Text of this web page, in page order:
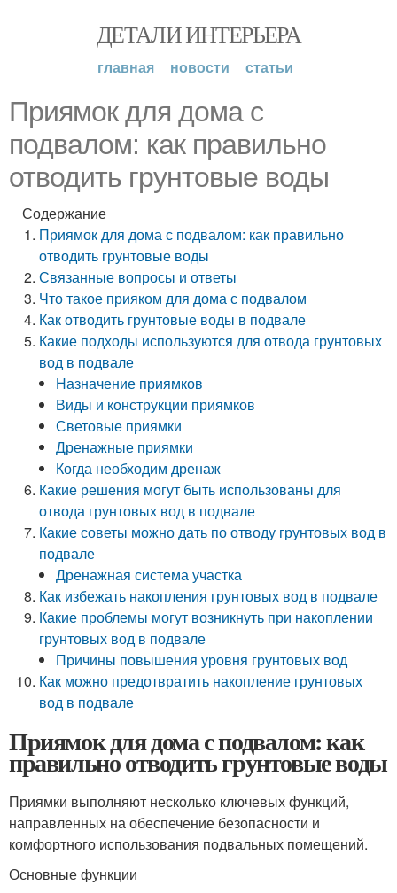
ДЕТАЛИ ИНТЕРЬЕРА
главная новости статьи
Приямок для дома с
подвалом: как правильно
отводить грунтовые воды
Содержание
Приямок для дома с подвалом: как правильно
отводить грунтовые воды
Связанные вопросы и ответы
Что такое прияком для дома с подвалом
Как отводить грунтовые воды в подвале
Какие подходы используются для отвода грунтовых
вод в подвале
Назначение приямков
Виды и конструкции приямков
Световые приямки
Дренажные приямки
Когда необходим дренаж
Какие решения могут быть использованы для
отвода грунтовых вод в подвале
Какие советы можно дать по отводу грунтовых вод в
подвале
Дренажная система участка
Как избежать накопления грунтовых вод в подвале
Какие проблемы могут возникнуть при накоплении
грунтовых вод в подвале
Причины повышения уровня грунтовых вод
Как можно предотвратить накопление грунтовых
вод в подвале
Приямок для дома с подвалом: как
правильно отводить грунтовые воды
Приямки выполняют несколько ключевых функций,
направленных на обеспечение безопасности и
комфортного использования подвальных помещений.
Основные функции